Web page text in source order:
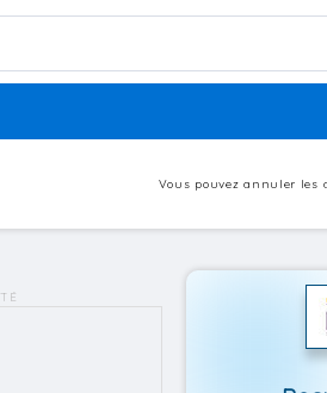
Vous pouvez annuler les